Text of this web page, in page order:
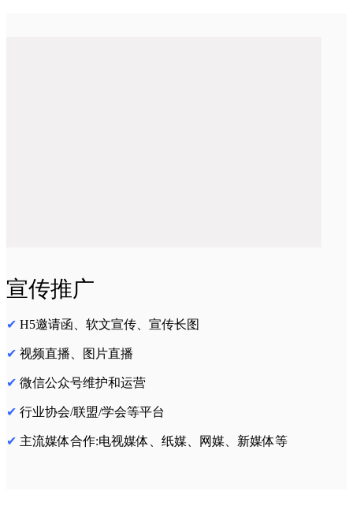
宣传推广
✔ H5邀请函、软文宣传、宣传长图
✔ 视频直播、图片直播
✔ 微信公众号维护和运营
✔ 行业协会/联盟/学会等平台
✔ 主流媒体合作:电视媒体、纸媒、网媒、新媒体等